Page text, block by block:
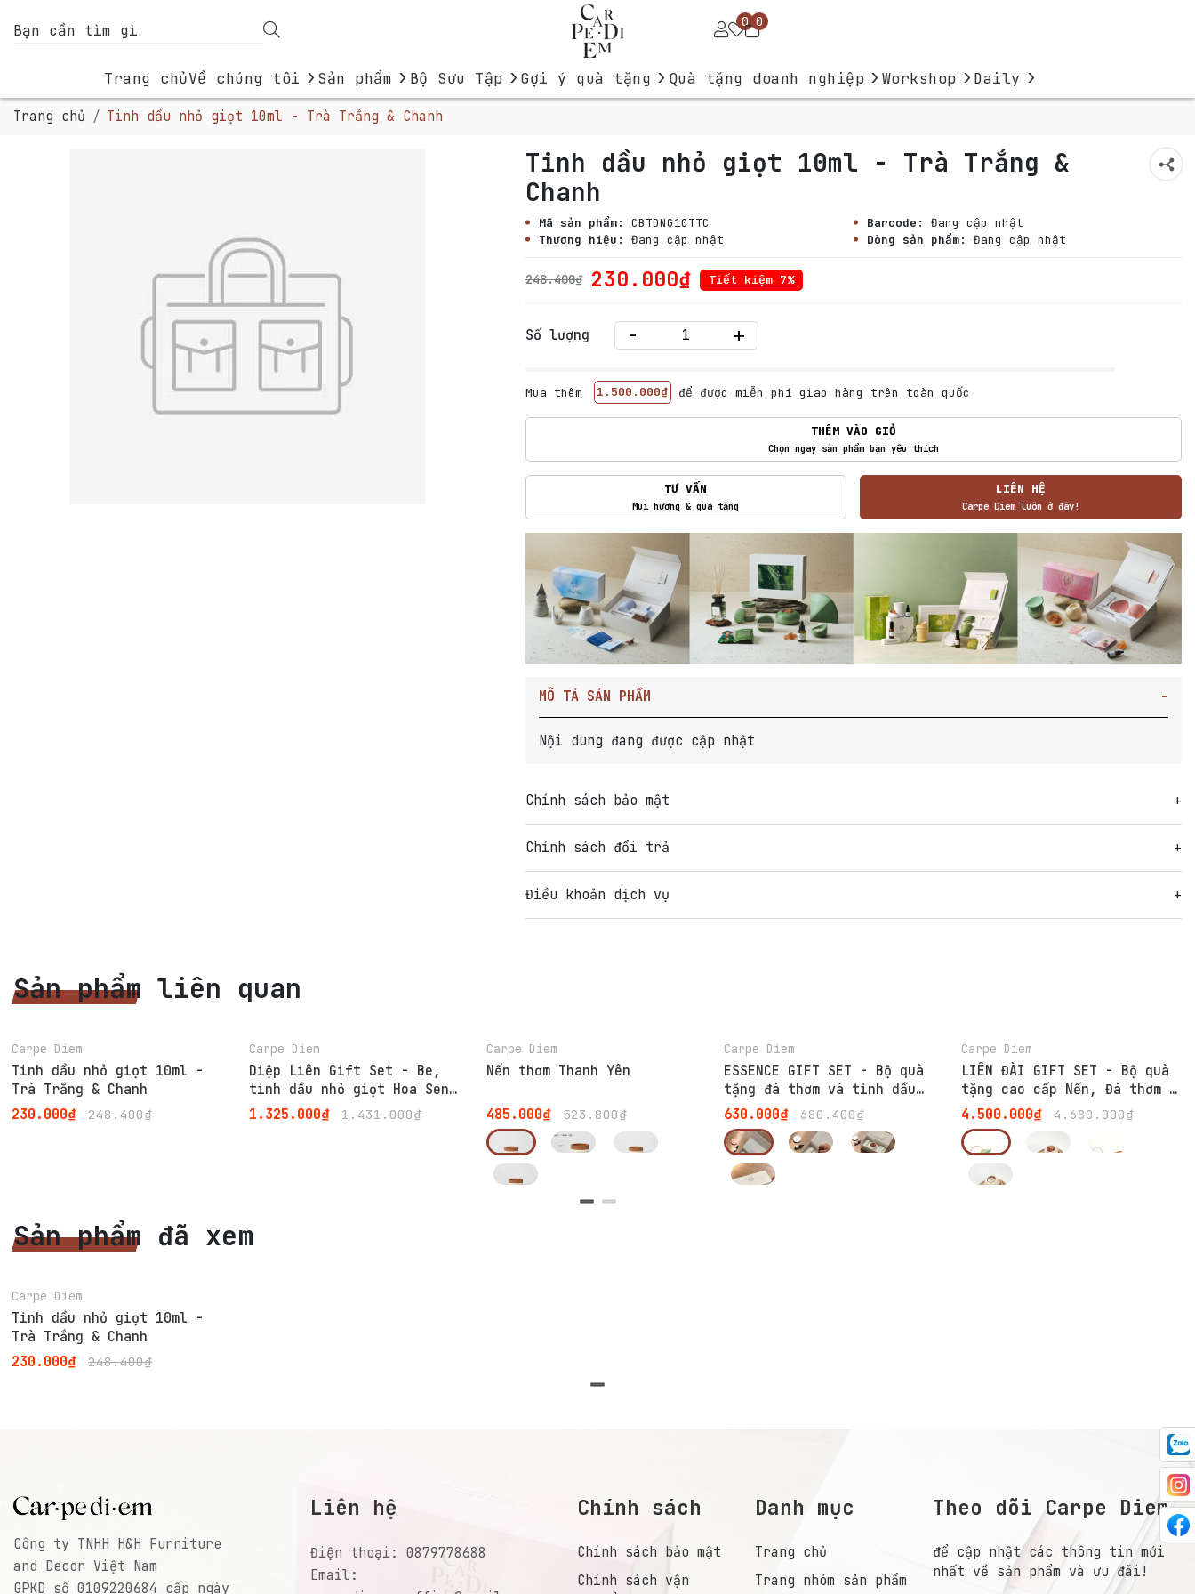
0 0
Trang chủVề chúng tôi › Sản phẩm › Bộ Sưu Tập › Gợi ý quà tặng › Quà tặng doanh nghiệp › Workshop › Daily ›
Trang chủ Tinh dầu nhỏ giọt 10ml - Trà Trắng & Chanh
Tinh dầu nhỏ giọt 10ml - Trà Trắng &
Chanh
Mã sản phẩm: CBTDNG10TTC Barcode: Đang cập nhật
Thương hiệu: Đang cập nhật Dòng sản phẩm: Đang cập nhật
248.400₫ 230.000₫ Tiết kiệm 7%
Số lượng - +
Mua thêm 1.500.000₫ để được miễn phí giao hàng trên toàn quốc
THÊM VÀO GIỎ
Chọn ngay sản phẩm bạn yêu thích
TƯ VẤN
Mùi hương & quà tặng
LIÊN HỆ
Carpe Diem luôn ở đây!
MÔ TẢ SẢN PHẨM
Nội dung đang được cập nhật
Chính sách bảo mật
Chính sách đổi trả
Điều khoản dịch vụ
Sản phẩm liên quan
-7%
Carpe Diem
Tinh dầu nhỏ giọt 10ml -
Trà Trắng & Chanh
230.000₫ 248.400₫
-7%
Carpe Diem
Diệp Liên Gift Set - Be,
tinh dầu nhỏ giọt Hoa Sen
Trắng
1.325.000₫ 1.431.000₫
-7%
Carpe Diem
Nến thơm Thanh Yên
485.000₫ 523.800₫
-7%
Carpe Diem
ESSENCE GIFT SET - Bộ quà
tặng đá thơm và tinh dầu
nước hoa, phù hợp làm quà
tặng hàng ngày
630.000₫ 680.400₫
-4%
Carpe Diem
LIÊN ĐÀI GIFT SET - Bộ quà
tặng cao cấp Nến, Đá thơm &
Đồng thau từ cảm hứng Hoa
Sen
4.500.000₫ 4.680.000₫
Sản phẩm đã xem
-7%
Carpe Diem
Tinh dầu nhỏ giọt 10ml -
Trà Trắng & Chanh
230.000₫ 248.400₫
Công ty TNHH H&H Furniture
and Decor Việt Nam
GPKD số 0109220684 cấp ngày
Liên hệ
Điện thoại: 0879778688
Email:
Chính sách
Chính sách bảo mật
Chính sách vận
Danh mục
Trang chủ
Trang nhóm sản phẩm
Theo dõi Carpe Diem
để cập nhật các thông tin mới
nhất về sản phẩm và ưu đãi!